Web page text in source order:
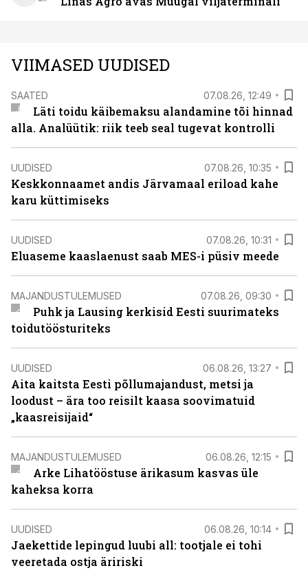
VIIMASED UUDISED
SAATED 07.08.26, 12:49
Läti toidu käibemaksu alandamine tõi hinnad
alla. Analüütik: riik teeb seal tugevat kontrolli
UUDISED 07.08.26, 10:35
Keskkonnaamet andis Järvamaal eriload kahe
karu küttimiseks
UUDISED 07.08.26, 10:31
Eluaseme kaaslaenust saab MES-i püsiv meede
MAJANDUSTULEMUSED 07.08.26, 09:30
Puhk ja Lausing kerkisid Eesti suurimateks
toidutöösturiteks
UUDISED 06.08.26, 13:27
Aita kaitsta Eesti põllumajandust, metsi ja
loodust – ära too reisilt kaasa soovimatuid
„kaasreisijaid“
MAJANDUSTULEMUSED 06.08.26, 12:15
Arke Lihatööstuse ärikasum kasvas üle
kaheksa korra
UUDISED 06.08.26, 10:14
Jaekettide lepingud luubi all: tootjale ei tohi
veeretada ostja äririski